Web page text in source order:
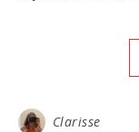
Clarisse